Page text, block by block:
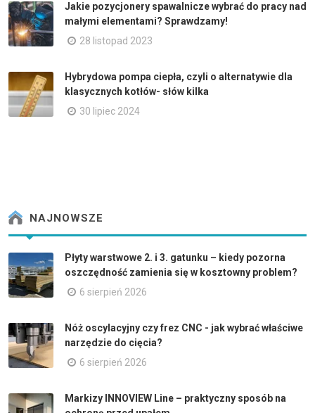
Jakie pozycjonery spawalnicze wybrać do pracy nad
małymi elementami? Sprawdzamy!
28 listopad 2023
Hybrydowa pompa ciepła, czyli o alternatywie dla
klasycznych kotłów- słów kilka
30 lipiec 2024
NAJNOWSZE
Płyty warstwowe 2. i 3. gatunku – kiedy pozorna
oszczędność zamienia się w kosztowny problem?
6 sierpień 2026
Nóż oscylacyjny czy frez CNC - jak wybrać właściwe
narzędzie do cięcia?
6 sierpień 2026
Markizy INNOVIEW Line – praktyczny sposób na